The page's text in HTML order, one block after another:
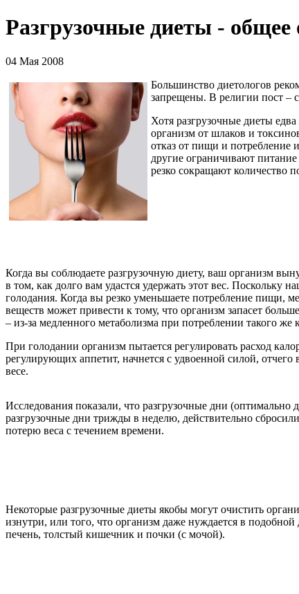
Разгрузочные диеты - общее
04 Мая 2008
Большинство диетологов
запрещены. В религии пост –
Хотя разгрузочные диеты
организм от шлаков и
отказ от пищи и потребление
другие ограничивают
резко сокращают количество
Когда вы соблюдаете разгрузочную диету, ваш организм
в том, как долго вам удастся удержать этот вес. Поскольку
голодания. Когда вы резко уменьшаете потребление пищи,
веществ может привести к тому, что организм запасет
– из-за медленного метаболизма при потреблении такого
При голодании организм пытается регулировать расход
регулирующих аппетит, начнется с удвоенной силой,
весе.
Исследования показали, что разгрузочные дни
разгрузочные дни трижды в неделю, действительно
потерю веса с течением времени.
Некоторые разгрузочные диеты якобы могут очистить
изнутри, или того, что организм даже нуждается в
печень, толстый кишечник и почки (с мочой).